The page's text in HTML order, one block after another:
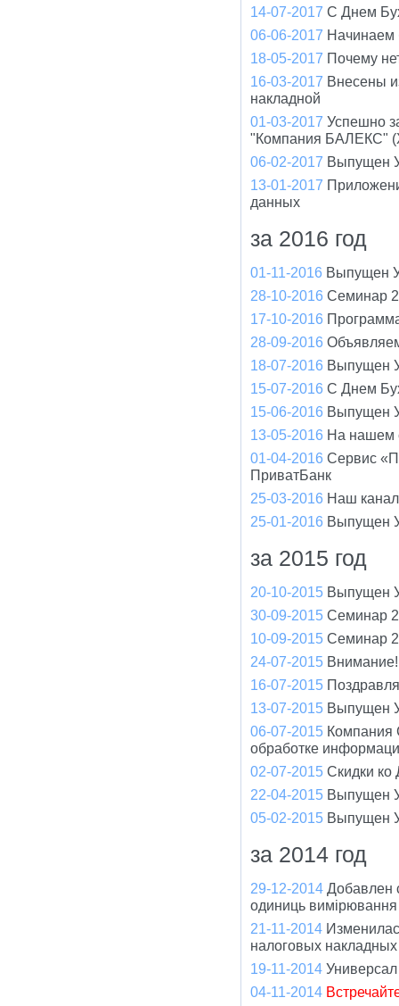
14-07-2017 С Днем
06-06-2017 Начинаем
18-05-2017 Почему
16-03-2017 Внесены
накладной
01-03-2017 Успешно
"Компания БАЛЕКС"
06-02-2017 Выпущен
13-01-2017
данных
за 2016 год
01-11-2016 Выпущен
28-10-2016 Семинар
17-10-2016
28-09-2016
18-07-2016 Выпущен
15-07-2016 С Днем
15-06-2016 Выпущен
13-05-2016 На нашем
01-04-2016 Сервис
ПриватБанк
25-03-2016 Наш
25-01-2016 Выпущен
за 2015 год
20-10-2015 Выпущен
30-09-2015 Семинар
10-09-2015 Семинар
24-07-2015
16-07-2015
13-07-2015 Выпущен
06-07-2015 Компания
обработке
02-07-2015 Скидки ко
22-04-2015 Выпущен
05-02-2015 Выпущен
за 2014 год
29-12-2014 Добавлен
одиниць вимірювання
21-11-2014
налоговых накладных
19-11-2014
04-11-2014